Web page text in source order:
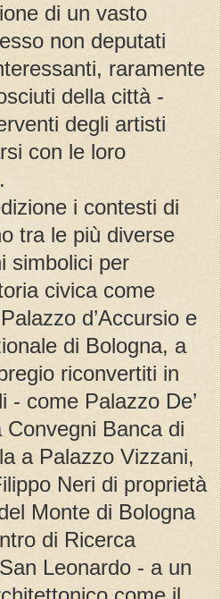
di un vasto
non deputati
raramente
della città -
degli artisti
con le loro
i contesti di
tra le più diverse
simbolici per
civica come
d’Accursio e
di Bologna, a
riconvertiti in
- come Palazzo De’
Banca di
a Palazzo Vizzani,
Neri di proprietà
Monte di Bologna
di Ricerca
Leonardo - a un